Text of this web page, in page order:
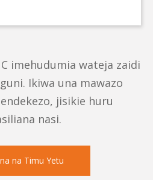
imehudumia wateja zaidi
Ikiwa una mawazo
jisikie huru
nasi.
na Timu Yetu